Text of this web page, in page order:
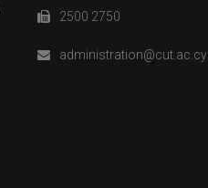
2500 2750
administration@cut.ac.cy